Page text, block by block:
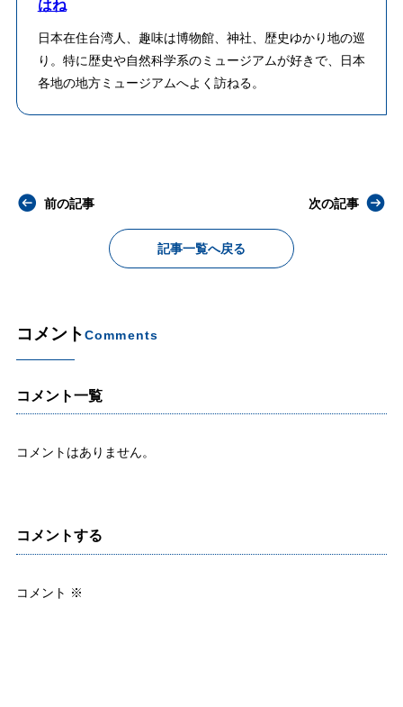
はね
日本在住台湾人、趣味は博物館、神社、歴史ゆかり地の巡
り。特に歴史や自然科学系のミュージアムが好きで、日本
各地の地方ミュージアムへよく訪ねる。
前の記事
記事一覧へ戻る
次の記事
コメントComments
コメント一覧
コメントはありません。
コメントする
コメント ※